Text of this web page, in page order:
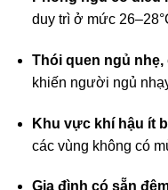
duy trì ở mức
Thói quen ngủ nhẹ,
khiến người ngủ
Khu vực khí hậu ít
các vùng không có
Gia đình có sẵn